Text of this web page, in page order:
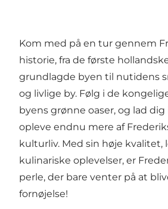
Kom med på en tur gennem
historie, fra de første
grundlagde byen til nutidens
og livlige by. Følg i de
byens grønne oaser, og lad
opleve endnu mere af
kulturliv. Med sin høje kvalitet,
kulinariske oplevelser, er
perle, der bare venter på at
fornøjelse!